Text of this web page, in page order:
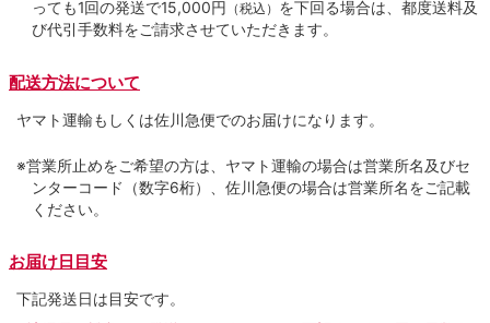
っても1回の発送で15,000円 （税込） を下回る場合は、都度送料及
び代引手数料をご請求させていただきます。
配送方法について
ヤマト運輸もしくは佐川急便でのお届けになります。
※営業所止めをご希望の方は、ヤマト運輸の場合は営業所名及びセ
ンターコード（数字6桁）、佐川急便の場合は営業所名をご記載
ください。
お届け日目安
下記発送日は目安です。